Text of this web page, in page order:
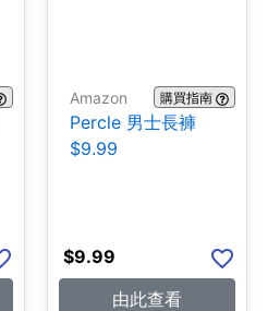
Amazon 購買指南
Percle 男士長褲
$9.99
$9.99
由此查看